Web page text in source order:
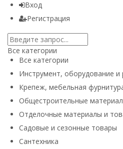
Вход
Регистрация
Все категории
Все категории
Инструмент, оборудование и
Крепеж, мебельная
Общестроительные
Отделочные материалы и
Садовые и сезонные товары
Сантехника